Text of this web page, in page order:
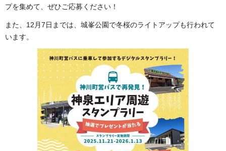
プを集めて、ぜひご応募ください！
また、12月7日までは、城峯公園で冬桜のライトアップも行われて
います。